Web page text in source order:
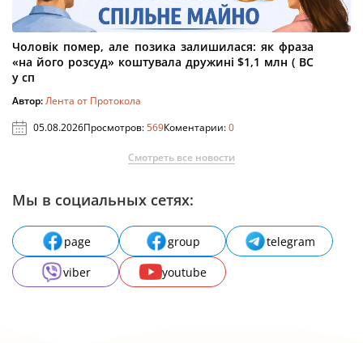
Чоловік помер, але позика залишилася: як фраза
«на його розсуд» коштувала дружині $1,1 млн ( ВС
у сп
Автор:Лента от Протокола
05.08.2026Просмотров:569Коментарии:0
Смотреть все новости
Мы в социальных сетях:
page group
telegram
viber
youtube